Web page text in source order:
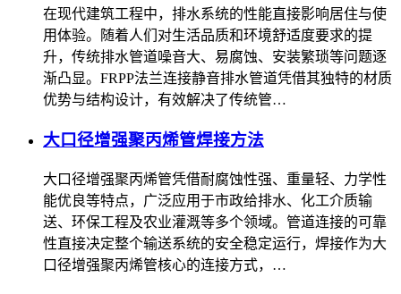
在现代建筑工程中，排水系统的性能直接影响居住与使
用体验。随着人们对生活品质和环境舒适度要求的提
升，传统排水管道噪音大、易腐蚀、安装繁琐等问题逐
渐凸显。FRPP法兰连接静音排水管道凭借其独特的材质
优势与结构设计，有效解决了传统管…
大口径增强聚丙烯管焊接方法
大口径增强聚丙烯管凭借耐腐蚀性强、重量轻、力学性
能优良等特点，广泛应用于市政给排水、化工介质输
送、环保工程及农业灌溉等多个领域。管道连接的可靠
性直接决定整个输送系统的安全稳定运行，焊接作为大
口径增强聚丙烯管核心的连接方式，…